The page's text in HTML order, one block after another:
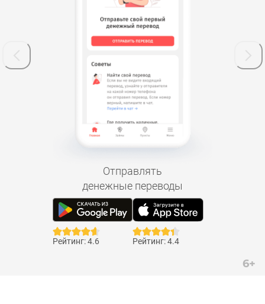
Отправлять
денежные переводы
Рейтинг: 4.6 Рейтинг: 4.4
6+